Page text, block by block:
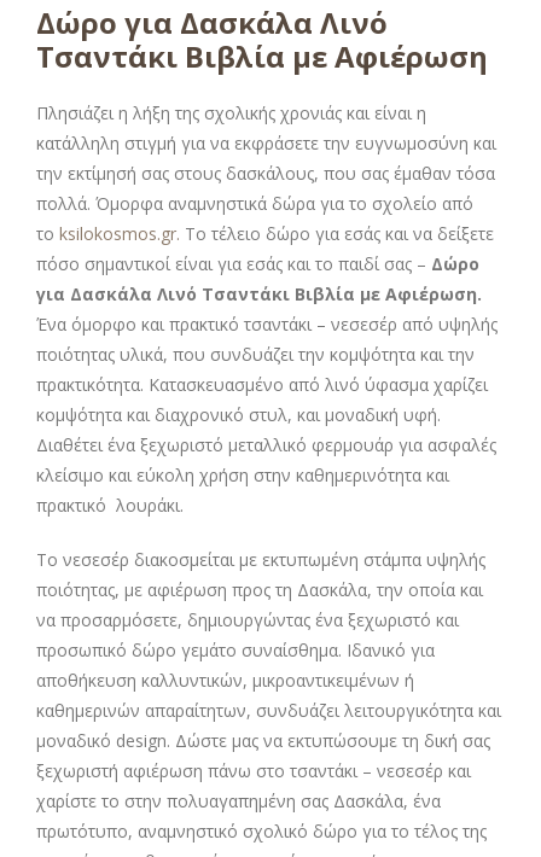
Δώρο για Δασκάλα Λινό
Τσαντάκι Βιβλία με Αφιέρωση
Πλησιάζει η λήξη της σχολικής χρονιάς και είναι η
κατάλληλη στιγμή για να εκφράσετε την ευγνωμοσύνη και
την εκτίμησή σας στους δασκάλους, που σας έμαθαν τόσα
πολλά. Όμορφα αναμνηστικά δώρα για το σχολείο από
το ksilokosmos.gr. Το τέλειο δώρο για εσάς και να δείξετε
πόσο σημαντικοί είναι για εσάς και το παιδί σας – Δώρο
για Δασκάλα Λινό Τσαντάκι Βιβλία με Αφιέρωση.
Ένα όμορφο και πρακτικό τσαντάκι – νεσεσέρ από υψηλής
ποιότητας υλικά, που συνδυάζει την κομψότητα και την
πρακτικότητα. Κατασκευασμένο από λινό ύφασμα χαρίζει
κομψότητα και διαχρονικό στυλ, και μοναδική υφή.
Διαθέτει ένα ξεχωριστό μεταλλικό φερμουάρ για ασφαλές
κλείσιμο και εύκολη χρήση στην καθημερινότητα και
πρακτικό λουράκι.
Το νεσεσέρ διακοσμείται με εκτυπωμένη στάμπα υψηλής
ποιότητας, με αφιέρωση προς τη Δασκάλα, την οποία και
να προσαρμόσετε, δημιουργώντας ένα ξεχωριστό και
προσωπικό δώρο γεμάτο συναίσθημα. Ιδανικό για
αποθήκευση καλλυντικών, μικροαντικειμένων ή
καθημερινών απαραίτητων, συνδυάζει λειτουργικότητα και
μοναδικό design. Δώστε μας να εκτυπώσουμε τη δική σας
ξεχωριστή αφιέρωση πάνω στο τσαντάκι – νεσεσέρ και
χαρίστε το στην πολυαγαπημένη σας Δασκάλα, ένα
πρωτότυπο, αναμνηστικό σχολικ΄ο δώρο για το τέλος της